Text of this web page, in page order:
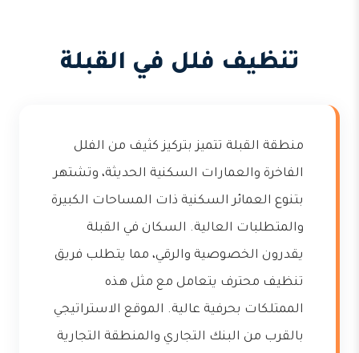
تنظيف فلل في القبلة
منطقة القبلة تتميز بتركيز كثيف من الفلل
الفاخرة والعمارات السكنية الحديثة، وتشتهر
بتنوع العمائر السكنية ذات المساحات الكبيرة
والمتطلبات العالية. السكان في القبلة
يقدرون الخصوصية والرقي، مما يتطلب فريق
تنظيف محترف يتعامل مع مثل هذه
الممتلكات بحرفية عالية. الموقع الاستراتيجي
بالقرب من البنك التجاري والمنطقة التجارية